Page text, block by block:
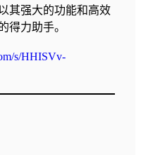
其强大的功能和高效
得力助手。
s/HHISVv-